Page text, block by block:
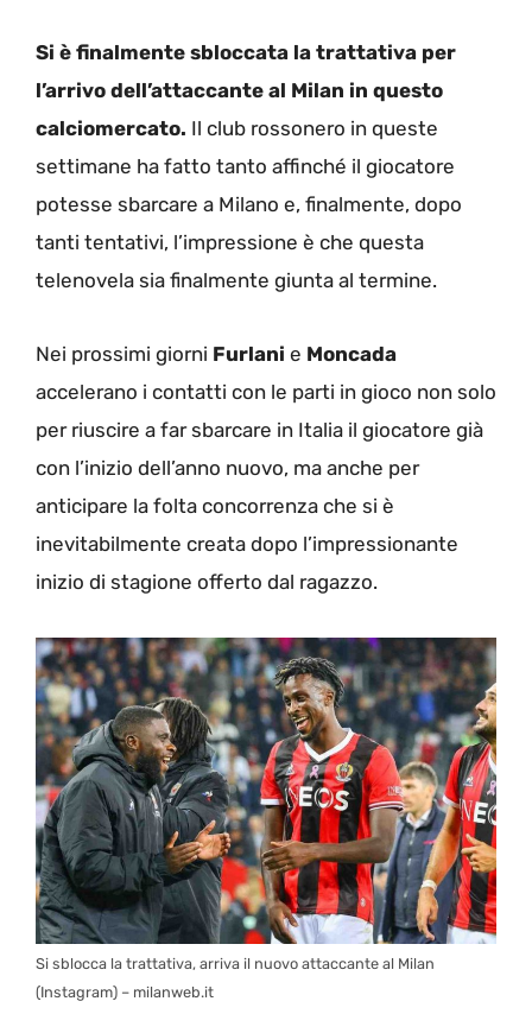
Si è finalmente sbloccata la trattativa per
l’arrivo dell’attaccante al Milan in questo
calciomercato. Il club rossonero in queste
settimane ha fatto tanto affinché il giocatore
potesse sbarcare a Milano e, finalmente, dopo
tanti tentativi, l’impressione è che questa
telenovela sia finalmente giunta al termine.
Nei prossimi giorni Furlani e Moncada
accelerano i contatti con le parti in gioco non solo
per riuscire a far sbarcare in Italia il giocatore già
con l’inizio dell’anno nuovo, ma anche per
anticipare la folta concorrenza che si è
inevitabilmente creata dopo l’impressionante
inizio di stagione offerto dal ragazzo.
Si sblocca la trattativa, arriva il nuovo attaccante al Milan
(Instagram) – milanweb.it